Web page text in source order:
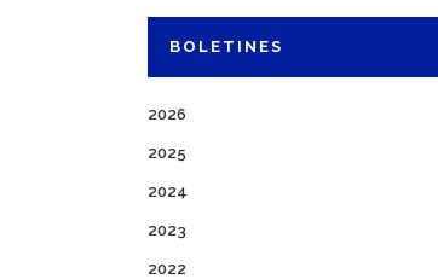
BOLETINES
2026
2025
2024
2023
2022